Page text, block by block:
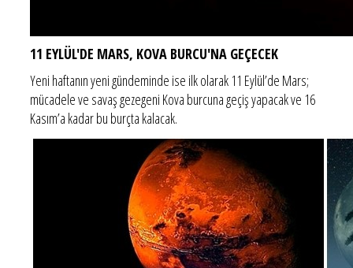
11 EYLÜL'DE MARS, KOVA BURCU'NA GEÇECEK
Yeni haftanın yeni gündeminde ise ilk olarak 11 Eylül’de Mars;
mücadele ve savaş gezegeni Kova burcuna geçiş yapacak ve 16
Kasım’a kadar bu burçta kalacak.